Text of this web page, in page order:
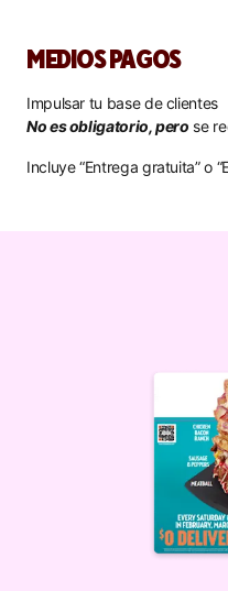
MEDIOS PAGOS
Impulsar tu base de clientes
No es obligatorio, pero se
Incluye “Entrega gratuita” o